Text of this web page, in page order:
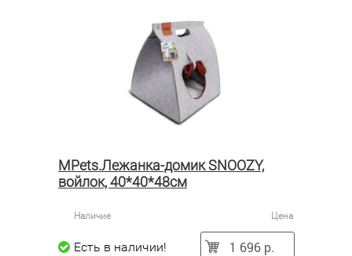
MPets.Лежанка-домик SNOOZY,
войлок, 40*40*48см
Наличие Цена
Есть в наличии! 1 696 р.